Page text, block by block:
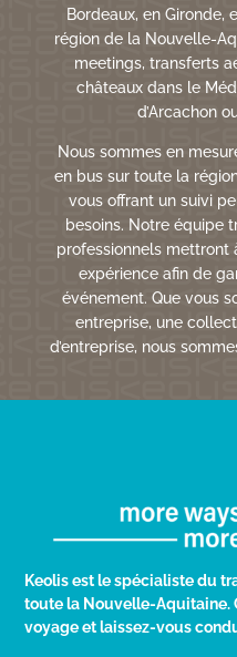
Bordeaux, en Gironde,
région de la Nouvelle-
meetings, transferts
châteaux dans le
d’Arcachon
Nous sommes en
en bus sur toute la
vous offrant un suivi
besoins. Notre équipe
professionnels mettront
expérience afin de
événement. Que vous
entreprise, une
d’entreprise, nous
Keolis est le spécialiste du
toute la Nouvelle-Aquitaine.
voyage et laissez-vous